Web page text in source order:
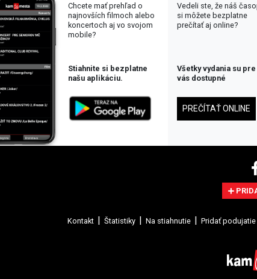
Chcete mať prehľad o
najnovších filmoch alebo
koncertoch aj vo svojom
mobile?
Stiahnite si bezplatne
našu aplikáciu.
Vedeli ste, že náš
si môžete bezplatne
prečítať aj online?
Všetky vydania su pre
vás dostupné
PREČÍTAŤ ONLINE
Kontakt Štatistiky Na stiahnutie Pridať podujatie